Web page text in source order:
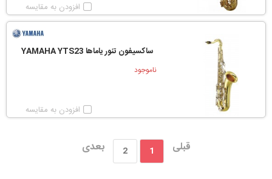
افزودن به مقایسه
ساکسیفون تنور یاماها YAMAHA YTS23
ناموجود
افزودن به مقایسه
قبلی 1
2 بعدی